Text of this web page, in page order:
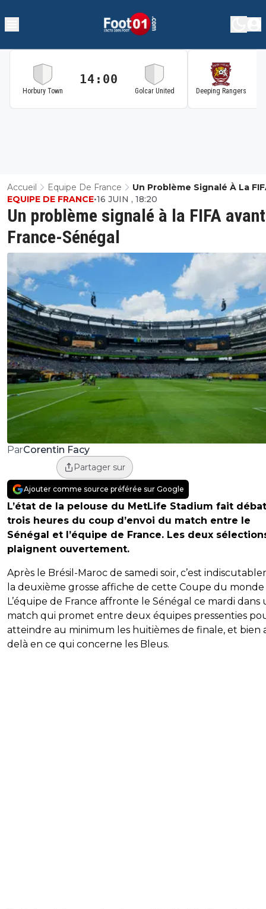
Horbury Town
14:00
Golcar United Deeping Rangers
Accueil Equipe De France
Un Problème Signalé À La
Avant France-Sénégal
Un problème signalé à la FIFA avant
France-Sénégal
EQUIPE DE FRANCE•16 JUIN , 18:20
ParCorentin Facy
Partager sur
Ajouter comme source préférée sur Google
L’état de la pelouse du MetLife Stadium fait
trois heures du coup d’envoi du match entre le
Sénégal et l’équipe de France. Les deux
plaignent ouvertement.
Après le Brésil-Maroc de samedi soir, c’est
la deuxième grosse affiche de cette Coupe du monde
L’équipe de France affronte le Sénégal ce mardi dans
match qui promet entre deux équipes pressenties
atteindre au minimum les huitièmes de finale, et bien
delà en ce qui concerne les Bleus.